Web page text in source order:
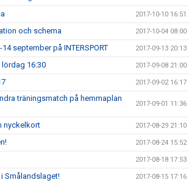
2017-10-10 16:51
och schema 2017-10-04 08:00
14 september på INTERSPORT 2017-09-13 20:13
lördag 16:30 2017-09-08 21:00
2017-09-02 16:17
träningsmatch på hemmaplan
2017-09-01 11:36
nyckelkort 2017-08-29 21:10
2017-08-24 15:52
2017-08-18 17:53
Smålandslaget! 2017-08-15 17:16